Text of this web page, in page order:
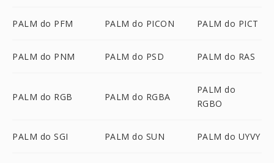
PALM do PFM PALM do PICON PALM do PICT
PALM do PNM PALM do PSD PALM do RAS
PALM do RGB PALM do RGBA
PALM do
RGBO
PALM do SGI PALM do SUN PALM do UYVY